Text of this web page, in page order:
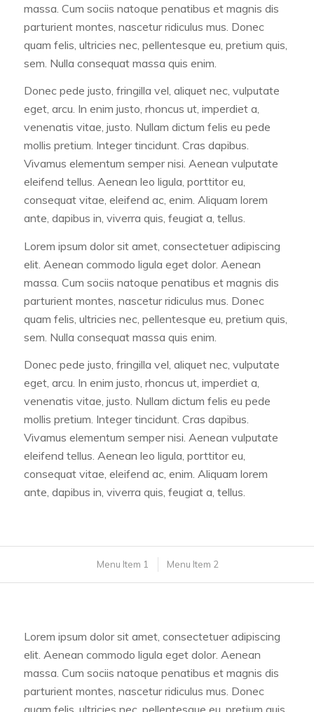
massa. Cum sociis natoque penatibus et magnis dis
parturient montes, nascetur ridiculus mus. Donec
quam felis, ultricies nec, pellentesque eu, pretium quis,
sem. Nulla consequat massa quis enim.
Donec pede justo, fringilla vel, aliquet nec, vulputate
eget, arcu. In enim justo, rhoncus ut, imperdiet a,
venenatis vitae, justo. Nullam dictum felis eu pede
mollis pretium. Integer tincidunt. Cras dapibus.
Vivamus elementum semper nisi. Aenean vulputate
eleifend tellus. Aenean leo ligula, porttitor eu,
consequat vitae, eleifend ac, enim. Aliquam lorem
ante, dapibus in, viverra quis, feugiat a, tellus.
Lorem ipsum dolor sit amet, consectetuer adipiscing
elit. Aenean commodo ligula eget dolor. Aenean
massa. Cum sociis natoque penatibus et magnis dis
parturient montes, nascetur ridiculus mus. Donec
quam felis, ultricies nec, pellentesque eu, pretium quis,
sem. Nulla consequat massa quis enim.
Donec pede justo, fringilla vel, aliquet nec, vulputate
eget, arcu. In enim justo, rhoncus ut, imperdiet a,
venenatis vitae, justo. Nullam dictum felis eu pede
mollis pretium. Integer tincidunt. Cras dapibus.
Vivamus elementum semper nisi. Aenean vulputate
eleifend tellus. Aenean leo ligula, porttitor eu,
consequat vitae, eleifend ac, enim. Aliquam lorem
ante, dapibus in, viverra quis, feugiat a, tellus.
Menu Item 1 Menu Item 2
Lorem ipsum dolor sit amet, consectetuer adipiscing
elit. Aenean commodo ligula eget dolor. Aenean
massa. Cum sociis natoque penatibus et magnis dis
parturient montes, nascetur ridiculus mus. Donec
quam felis, ultricies nec, pellentesque eu, pretium quis,